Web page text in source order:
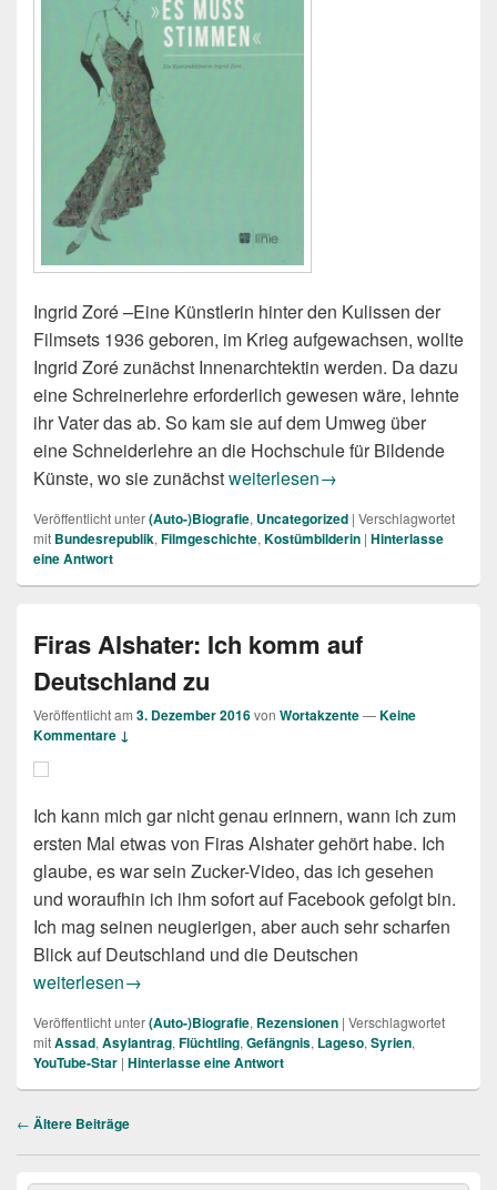
Ingrid Zoré –Eine Künstlerin hinter den Kulissen der
Filmsets 1936 geboren, im Krieg aufgewachsen, wollte
Ingrid Zoré zunächst Innenarchtektin werden. Da dazu
eine Schreinerlehre erforderlich gewesen wäre, lehnte
ihr Vater das ab. So kam sie auf dem Umweg über
eine Schneiderlehre an die Hochschule für Bildende
Künste, wo sie zunächstBirgid Hanke: „Es muss
weiterlesen→
Veröffentlicht unter(Auto-)Biografie, Uncategorized | Verschlagwortet
mit Bundesrepublik, Filmgeschichte, Kostümbilderin | Hinterlasse
eine Antwort
Firas Alshater: Ich komm auf
Deutschland zu
Veröffentlicht am 3. Dezember 2016von Wortakzente—Keine
Kommentare ↓
Ich kann mich gar nicht genau erinnern, wann ich zum
ersten Mal etwas von Firas Alshater gehört habe. Ich
glaube, es war sein Zucker-Video, das ich gesehen
und woraufhin ich ihm sofort auf Facebook gefolgt bin.
Ich mag seinen neugierigen, aber auch sehr scharfen
Blick auf Deutschland und die Deutschen
Firas Alshater: Ich komm auf Deutschland zu
weiterlesen→
Veröffentlicht unter(Auto-)Biografie, Rezensionen | Verschlagwortet
mitAssad, Asylantrag, Flüchtling, Gefängnis, Lageso, Syrien,
YouTube-Star | Hinterlasse eine Antwort
Beitragsnavigation
← Ältere Beiträge
Primärer